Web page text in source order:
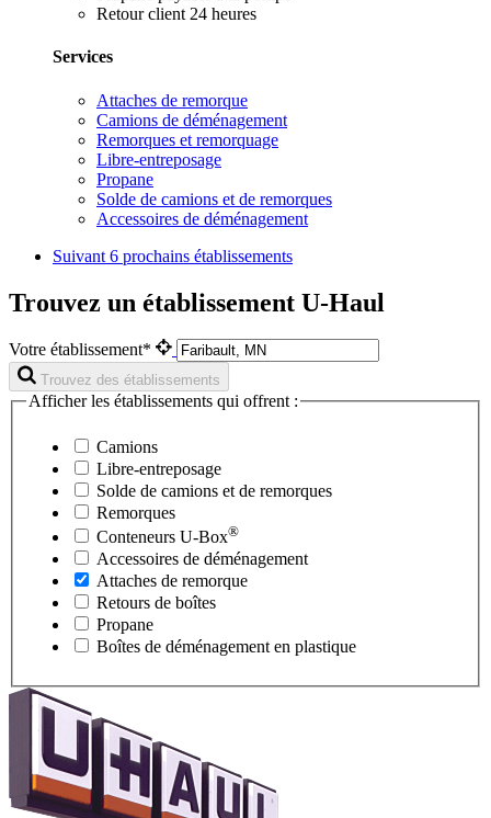
Retour client 24 heures
Services
Attaches de remorque
Camions de déménagement
Remorques et remorquage
Libre-entreposage
Propane
Solde de camions et de remorques
Accessoires de déménagement
Suivant 6 prochains établissements
Trouvez un établissement U-Haul
Votre établissement*
Trouvez des établissements
Afficher les établissements qui offrent :
Camions
Libre-entreposage
Solde de camions et de remorques
Remorques
Conteneurs U-Box®
Accessoires de déménagement
Attaches de remorque
Retours de boîtes
Propane
Boîtes de déménagement en plastique